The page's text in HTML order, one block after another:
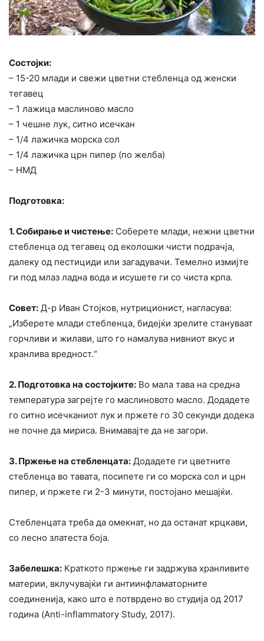
Состојки:
– 15-20 млади и свежи цветни стебленца од женски
тегавец
– 1 лажица маслиново масло
– 1 чешне лук, ситно исечкан
– 1/4 лажичка морска сол
– 1/4 лажичка црн пипер (по желба)
– НМД
Подготовка:
1. Собирање и чистење: Соберете млади, нежни цветни
стебленца од тегавец од еколошки чисти подрачја,
далеку од пестициди или загадувачи. Темелно измијте
ги под млаз ладна вода и исушете ги со чиста крпа.
Совет: Д-р Иван Стојков, нутриционист, нагласува:
„Изберете млади стебленца, бидејќи зрелите стануваат
горчливи и жилави, што го намалува нивниот вкус и
хранлива вредност.“
2. Подготовка на состојките: Во мала тава на средна
температура загрејте го маслиновото масло. Додадете
го ситно исечканиот лук и пржете го 30 секунди додека
не почне да мириса. Внимавајте да не загори.
3. Пржење на стебленцата: Додадете ги цветните
стебленца во тавата, посипете ги со морска сол и црн
пипер, и пржете ги 2-3 минути, постојано мешајќи.
Стебленцата треба да омекнат, но да останат крцкави,
со лесно златеста боја.
Забелешка: Краткото пржење ги задржува хранливите
материи, вклучувајќи ги антиинфламаторните
соединенија, како што е потврдено во студија од 2017
година (Anti-inflammatory Study, 2017).